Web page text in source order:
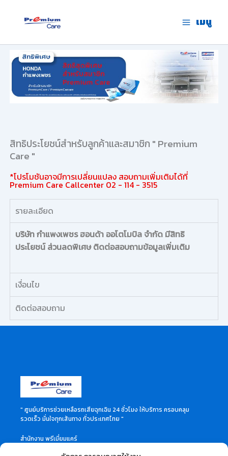
เมนู
สิทธิประโยชน์สำหรับลูกค้าและสมาชิก " Premium
Care "
*โปรโมชันอาจมีการเปลี่ยนแปลง สอบถามเพิ่มเติมได้ที่
Premium Care Callcenter 02 - 114 - 3515
รายละเอียด
บริษัท กำแพงเพชร ฮอนด้า ออโตโมบิล จำกัด มีสิทธิ
ประโยชน์ ส่วนลดพิเศษ ติดต่อสอบถามข้อมูลเพิ่มเติม
เงื่อนไข
ติดต่อสอบถาม
" ศูนย์บริการช่วยเหลือรถเสียฉุกเฉิน 24 ชั่วโมง ให้บริการ ครอบคลุม
รวดเร็ว มั่นใจทุกเส้นทาง ทั่วประเทศไทย "
สำนักงาน พรีเมี่ยมแคร์